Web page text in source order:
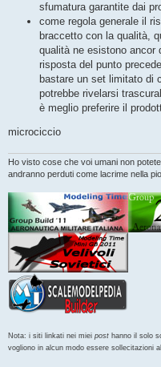
sfumatura garantite dai
come regola generale il
braccetto con la qualità,
qualità ne esistono ancor
risposta del punto
bastare un set limitato di
potrebbe rivelarsi
è meglio preferire il
microciccio
Ho visto cose che voi umani non
andranno perduti come lacrime nella
Nota: i siti linkati nei miei post hanno il solo
vogliono in alcun modo essere sollecitazioni